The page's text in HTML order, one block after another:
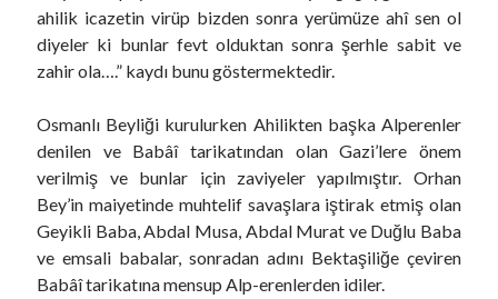
ahilik icazetin virüp bizden sonra yerümüze ahî sen ol
diyeler ki bunlar fevt olduktan sonra şerhle sabit ve
zahir ola….” kaydı bunu göstermektedir.
Osmanlı Beyliği kurulurken Ahilikten başka Alperenler
denilen ve Babâî tarikatından olan Gazi’lere önem
verilmiş ve bunlar için zaviyeler yapılmıştır. Orhan
Bey’in maiyetinde muhtelif savaşlara iştirak etmiş olan
Geyikli Baba, Abdal Musa, Abdal Murat ve Duğlu Baba
ve emsali babalar, sonradan adını Bektaşiliğe çeviren
Babâî tarikatına mensup Alp-erenlerden idiler.